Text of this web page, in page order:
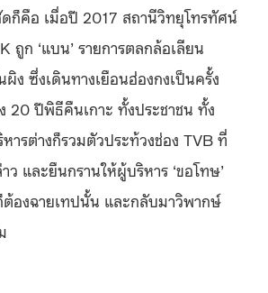
ดก็คือ เมื่อปี 2017 สถานีวิทยุโทรทัศน์
ถูก ‘แบน’ รายการตลกล้อเลียน
ง ซึ่งเดินทางเยือนฮ่องกงเป็นครั้ง
20 ปีพิธีคืนเกาะ ทั้งประชาชน ทั้ง
ารต่างก็รวมตัวประท้วงช่อง TVB ที่
ว และยืนกรานให้ผู้บริหาร ‘ขอโทษ’
องฉายเทปนั้น และกลับมาวิพากษ์